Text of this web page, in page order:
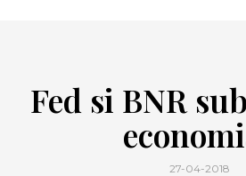
Fed si BNR
27-04-2018